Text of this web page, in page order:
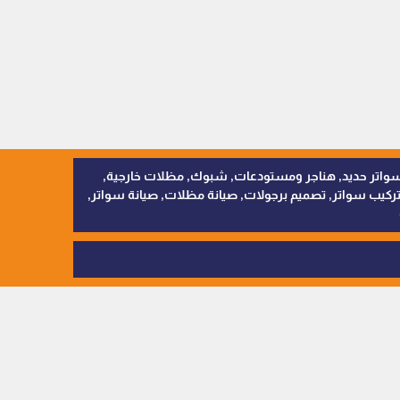
سواتر اقمشة, سواتر حديد, هناجر ومستودعات, شبوك, مظلات خارجية,
سواتر, تصميم برجولات, صيانة مظلات, صيانة سواتر,